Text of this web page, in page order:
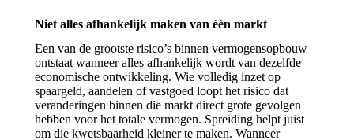
Niet alles afhankelijk maken van één markt
Een van de grootste risico’s binnen vermogensopbouw
ontstaat wanneer alles afhankelijk wordt van dezelfde
economische ontwikkeling. Wie volledig inzet op
spaargeld, aandelen of vastgoed loopt het risico dat
veranderingen binnen die markt direct grote gevolgen
hebben voor het totale vermogen. Spreiding helpt juist
om die kwetsbaarheid kleiner te maken. Wanneer